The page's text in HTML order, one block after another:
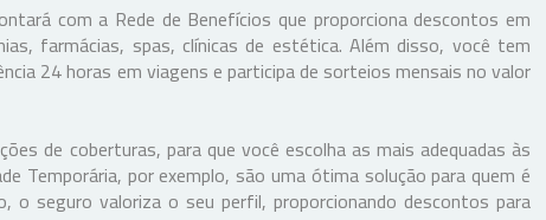
com a Rede de Benefícios que proporciona descontos em
farmácias, spas, clínicas de estética. Além disso, você tem
24 horas em viagens e participa de sorteios mensais no valor
de coberturas, para que você escolha as mais adequadas às
Temporária, por exemplo, são uma ótima solução para quem é
o seguro valoriza o seu perfil, proporcionando descontos para